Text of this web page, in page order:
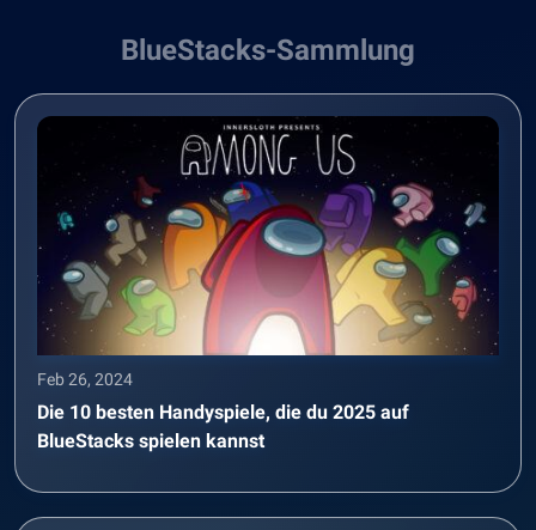
BlueStacks-Sammlung
Feb 26, 2024
Die 10 besten Handyspiele, die du 2025 auf
BlueStacks spielen kannst